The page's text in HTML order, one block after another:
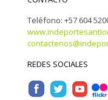
Teléfono: +57 604
REDES SOCIALES